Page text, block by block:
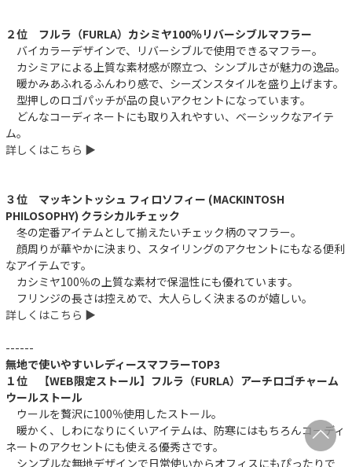
２位 フルラ（FURLA）カシミヤ100％リバーシブルマフラー
バイカラーデザインで、リバーシブルで使用できるマフラー。
カシミアによる上質な素材感が際立つ、シンプルさが魅力の逸品。
暖かみあふれるふんわり感で、シーズンスタイルを盛り上げます。
型押しのロゴパッチが品の良いアクセントになっています。
どんなコーディネートにも取り入れやすい、ベーシックなアイテ
ム。
詳しくはこちら ▶︎
３位 マッキントッシュ フィロソフィー (MACKINTOSH
PHILOSOPHY) クラシカルチェック
冬の定番アイテムとして揃えたいチェック柄のマフラー。
顔周りが華やかに決まり、スタイリングのアクセントにもなる便利
なアイテムです。
カシミヤ100％の上質な素材で保温性にも優れています。
フリンジの長さは控えめで、大人らしく決まるのが嬉しい。
詳しくはこちら ▶︎
------
無地で使いやすいレディースマフラーTOP3
１位 【WEB限定ストール】フルラ（FURLA）アーチロゴチャーム
ウールストール
ウールを贅沢に100％使用したストール。
暖かく、しわになりにくいアイテムは、防寒にはもちろんコーディ
ネートのアクセントにも使える優秀さです。
シンプルな無地デザインで日常使いからオフィスにもぴったりで